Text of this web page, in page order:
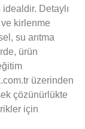
idealdir. Detaylı
ve kirlenme
su arıtma
ürün
üzerinden
çözünürlükte
için